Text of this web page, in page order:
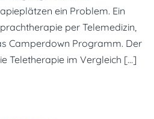
ein Problem. Ein
per Telemedizin,
Camperdown Programm. Der
Teletherapie im Vergleich […]